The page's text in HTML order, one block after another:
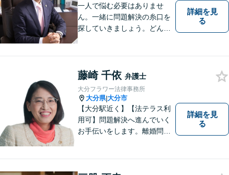
一人で悩む必要はありませ
ん。一緒に問題解決の糸口を
探していきましょう。どんな
遺産分割、介護などの高齢社
会問題に注力しております。
詳細を見
る
藤崎 千依 弁護士
大分フラワー法律事務所
大分県|大分市
【大分駅近く】【法テラス利
用可】問題解決へ進んでいく
お手伝いをします。離婚問題
詳細を見
る